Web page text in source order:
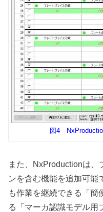
図4
また、NxProductionは、
ンを含む機能を追加可能
も作業を継続できる「簡
る「マーカ認識モデル用